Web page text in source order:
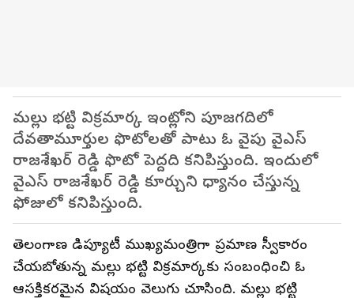
మల్లు భట్టి విక్రమార్క ఇంట్లోని పూజగదిలో
దేవతామూర్తుల ఫొటోలతో పాటు ఓ వైపు వైఎస్
రాజశేఖర్ రెడ్డి ఫొటో పెద్దది కనిపిస్తుంది. ఇందులో
వైఎస్ రాజశేఖర్ రెడ్డి కూర్చుని ధ్యానం చేస్తున్న
ఫోజులో కనిపిస్తుంది.
తెలంగాణ డిప్యూటీ ముఖ్యమంత్రిగా ప్రమాణ స్వీకారం
చేయబోతున్న మల్లు భట్టి విక్రమార్కకు సంబంధించి ఓ
ఆసక్తికరమైన విషయం వెలుగు చూసింది. మల్లు భట్టి